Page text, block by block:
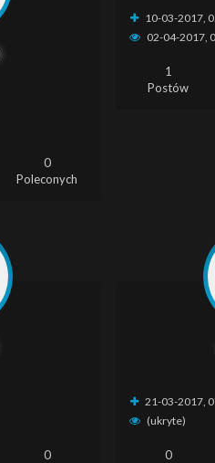
0
Poleconych
10-03-2017,
02-04-2017,
1
Postów
0
21-03-2017,
(ukryte)
0